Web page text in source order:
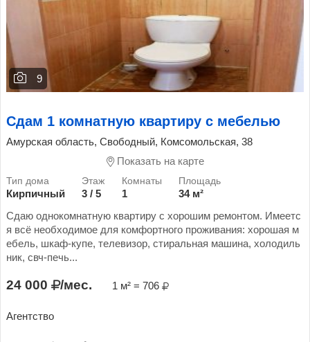
9
Сдам 1 комнатную квартиру с мебелью
Амурская область, Свободный, Комсомольская, 38
Показать на карте
Кирпичный 3 / 5 1
34 м²
Сдаю однокомнатную квартиру с хорошим ремонтом. Имеетс
я всё необходимое для комфортного проживания: хорошая м
ебель, шкаф-купе, телевизор, стиральная машина, холодиль
ник, свч-печь...
24 000 /мес. 1 м² = 706
Агентство